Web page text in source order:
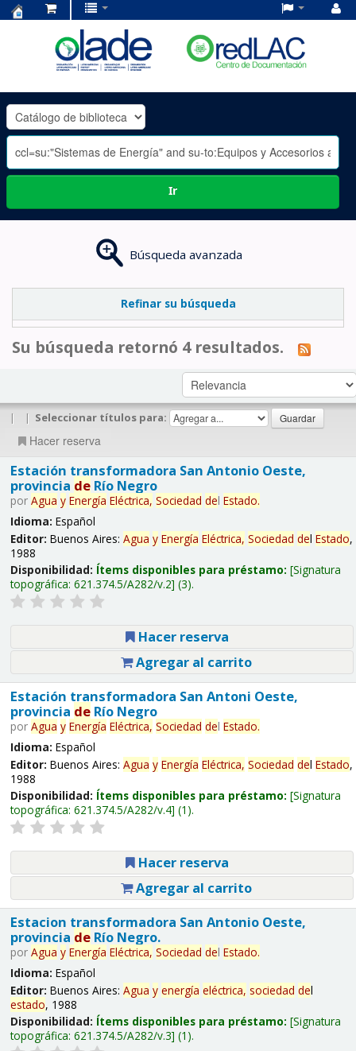
OLADE
-
Ir
Búsqueda avanzada
Refinar su búsqueda
Su búsqueda retornó 4 resultados.
| | Seleccionar títulos para:
Hacer reserva
Estación transformadora San Antonio Oeste,
provincia deRío Negro
por Agua y Energía Eléctrica, Sociedad del Estado.
Idioma: Español
Editor: Buenos Aires: Agua y Energía Eléctrica, Sociedad del Estado,
1988
Disponibilidad: Ítems disponibles para préstamo: Signatura
topográfica: 621.374.5/A282/v.2 (3).
Hacer reserva
Agregar al carrito
Estación transformadora San Antoni Oeste,
provincia deRío Negro
por Agua y Energía Eléctrica, Sociedad del Estado.
Idioma: Español
Editor: Buenos Aires: Agua y Energía Eléctrica, Sociedad del Estado,
1988
Disponibilidad: Ítems disponibles para préstamo: Signatura
topográfica: 621.374.5/A282/v.4 (1).
Hacer reserva
Agregar al carrito
Estacion transformadora San Antonio Oeste,
provincia deRío Negro.
por Agua y Energía Eléctrica, Sociedad del Estado.
Idioma: Español
Editor: Buenos Aires: Agua y energía eléctrica, sociedad del
estado, 1988
Disponibilidad: Ítems disponibles para préstamo: Signatura
topográfica: 621.374.5/A282/v.3 (1).